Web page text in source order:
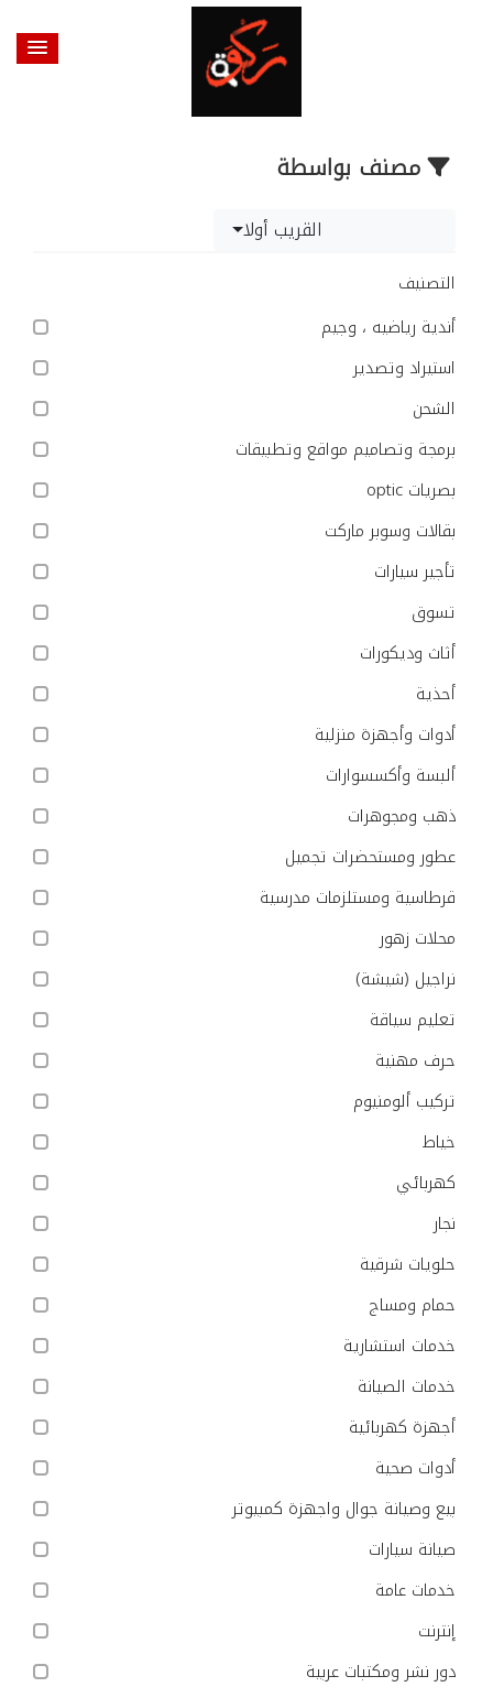
مصنف بواسطة
القريب أولا
التصنيف
أندية رياضيه ، وجيم
استيراد وتصدير
الشحن
برمجة وتصاميم مواقع وتطبيقات
بصريات optic
بقالات وسوبر ماركت
تأجير سيارات
تسوق
أثاث وديكورات
أحذية
أدوات وأجهزة منزلية
ألبسة وأكسسوارات
ذهب ومجوهرات
عطور ومستحضرات تجميل
قرطاسية ومستلزمات مدرسية
محلات زهور
نراجيل (شيشة)
تعليم سياقة
حرف مهنية
تركيب ألومنيوم
خياط
كهربائي
نجار
حلويات شرقية
حمام ومساج
خدمات استشارية
خدمات الصيانة
أجهزة كهربائية
أدوات صحية
بيع وصيانة جوال واجهزة كمبيوتر
صيانة سيارات
خدمات عامة
إنترنت
دور نشر ومكتبات عربية